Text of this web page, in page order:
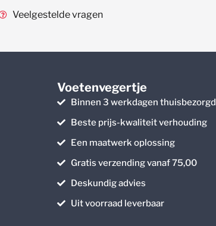
Veelgestelde vragen
Voetenvegertje
Binnen 3 werkdagen thuisbezorgd
Beste prijs-kwaliteit verhouding
Een maatwerk oplossing
Gratis verzending vanaf 75,00
Deskundig advies
Uit voorraad leverbaar